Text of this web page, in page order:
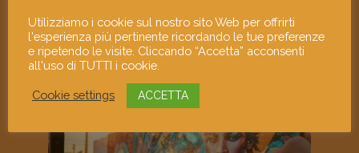
Utilizziamo i cookie sul nostro sito Web per offrirti
l'esperienza più pertinente ricordando le tue preferenze
e ripetendo le visite. Cliccando “Accetta” acconsenti
all'uso di TUTTI i cookie.
Cookie settings ACCETTA